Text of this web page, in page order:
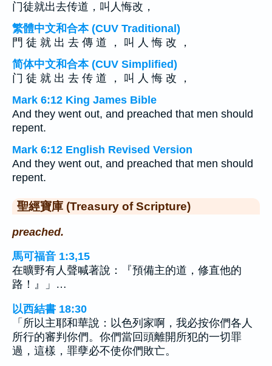
门徒就出去传道，叫人悔改，
繁體中文和合本 (CUV Traditional)
門 徒 就 出 去 傳 道 ， 叫 人 悔 改 ，
简体中文和合本 (CUV Simplified)
门 徒 就 出 去 传 道 ， 叫 人 悔 改 ，
Mark 6:12 King James Bible
And they went out, and preached that men should
repent.
Mark 6:12 English Revised Version
And they went out, and preached that men should
repent.
聖經寶庫 (Treasury of Scripture)
preached.
馬可福音 1:3,15
在曠野有人聲喊著說：『預備主的道，修直他的
路！』」…
以西結書 18:30
「所以主耶和華說：以色列家啊，我必按你們各人
所行的審判你們。你們當回頭離開所犯的一切罪
過，這樣，罪孽必不使你們敗亡。